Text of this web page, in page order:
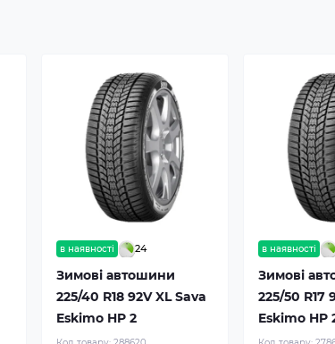
в наявності 24
Зимові автошини
225/40 R18 92V XL Sava
Eskimo HP 2
в наявності
Зимові
225/50 R17
Eskimo HP